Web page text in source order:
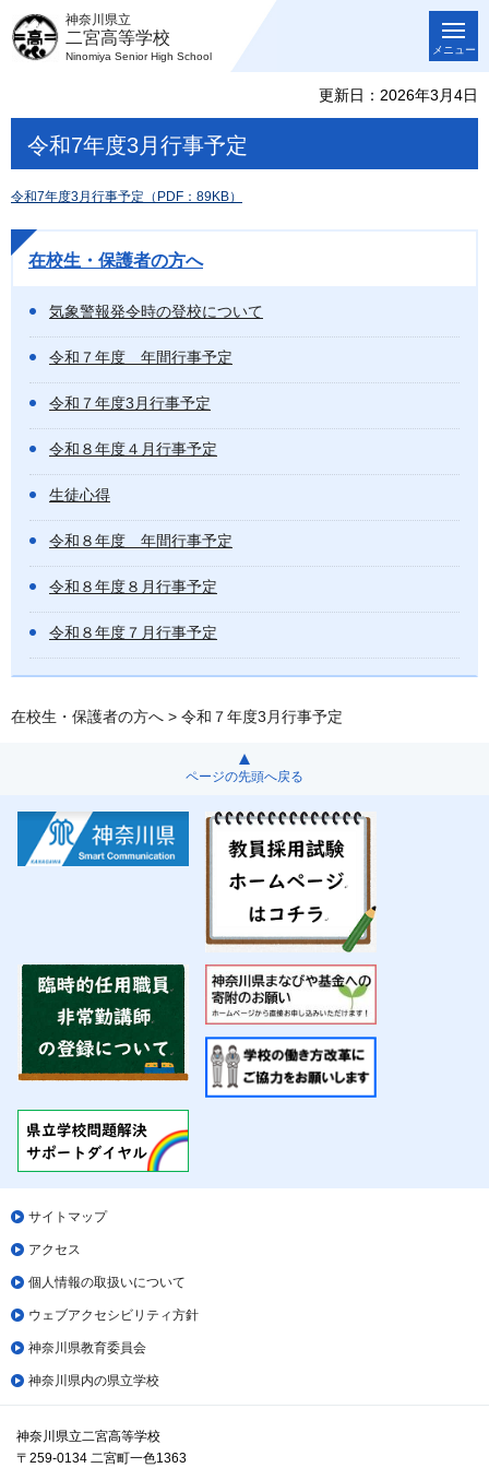
神奈川県立
二宮高等学校
Ninomiya Senior High School
メニュー
更新日：2026年3月4日
令和7年度3月行事予定
令和7年度3月行事予定（PDF：89KB）
在校生・保護者の方へ
気象警報発令時の登校について
令和７年度 年間行事予定
令和７年度3月行事予定
令和８年度４月行事予定
生徒心得
令和８年度 年間行事予定
令和８年度８月行事予定
令和８年度７月行事予定
在校生・保護者の方へ > 令和７年度3月行事予定
ページの先頭へ戻る
サイトマップ
アクセス
個人情報の取扱いについて
ウェブアクセシビリティ方針
神奈川県教育委員会
神奈川県内の県立学校
神奈川県立二宮高等学校
〒259-0134 二宮町一色1363